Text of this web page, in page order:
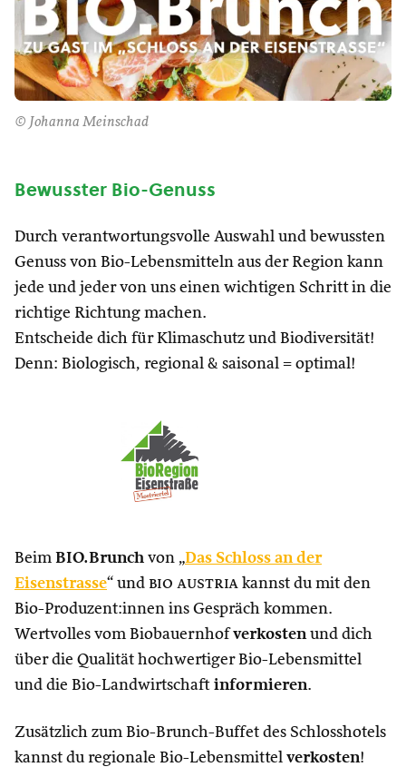
© Johanna Meinschad
Bewusster Bio-Genuss
Durch verantwortungsvolle Auswahl und bewussten
Genuss von Bio-Lebensmitteln aus der Region kann
jede und jeder von uns einen wichtigen Schritt in die
richtige Richtung machen.
Entscheide dich für Klimaschutz und Biodiversität!
Denn: Biologisch, regional & saisonal = optimal!
Beim BIO.Brunch von „Das Schloss an der
Eisenstrasse“ und bio austria kannst du mit den
Bio-Produzent:innen ins Gespräch kommen.
Wertvolles vom Biobauernhofverkostenund dich
über die Qualität hochwertiger Bio-Lebensmittel
und die Bio-Landwirtschaft informieren.
Zusätzlich zum Bio-Brunch-Buffet des Schlosshotels
kannst du regionale Bio-Lebensmittel verkosten!